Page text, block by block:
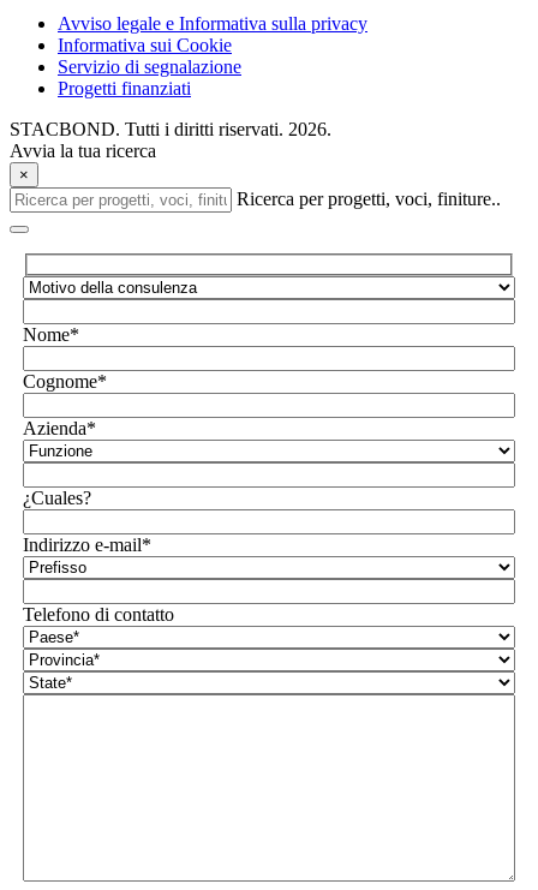
Avviso legale e Informativa sulla privacy
Informativa sui Cookie
Servizio di segnalazione
Progetti finanziati
STACBOND. Tutti i diritti riservati. 2026.
Avvia la tua ricerca
×
Ricerca per progetti, voci, finiture..
Nome*
Cognome*
Azienda*
¿Cuales?
Indirizzo e-mail*
Telefono di contatto